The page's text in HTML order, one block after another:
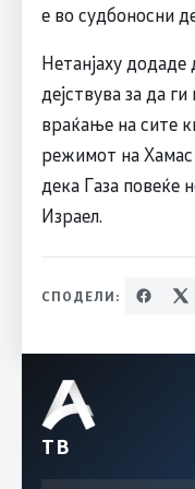
е во судбоносни
Нетанјаху
дејствува за да
враќање на сите
режимот на
дека Газа повеќе
Израел.
СПОДЕЛИ:
ТВ